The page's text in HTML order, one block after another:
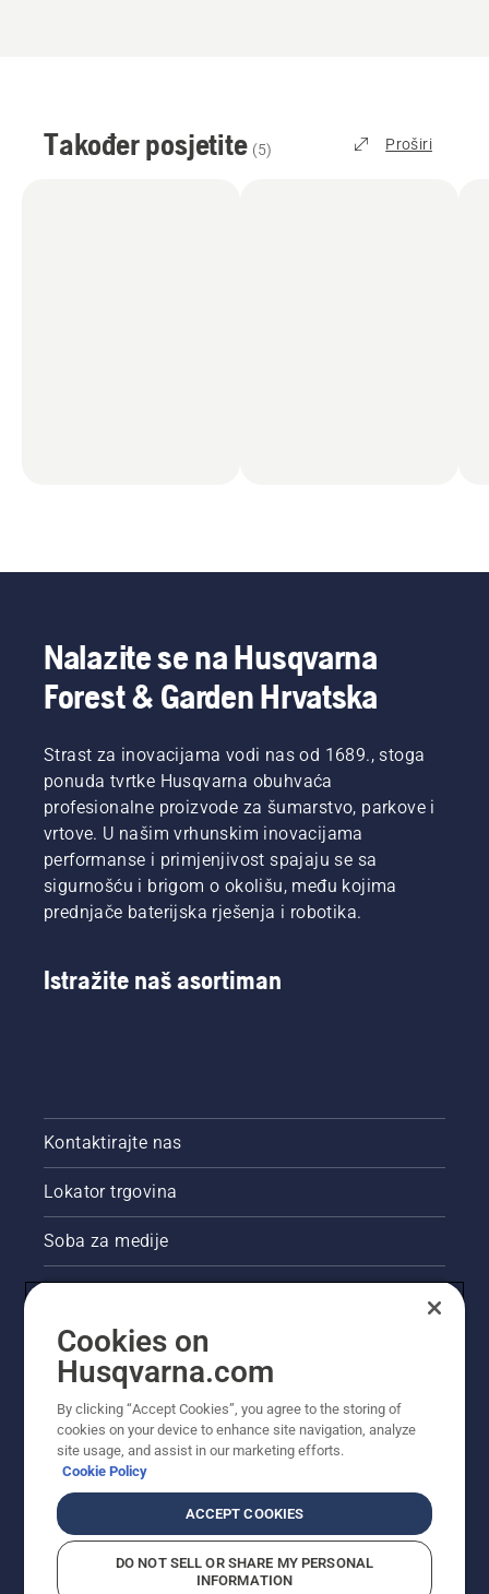
Također posjetite (5) Proširi
Nalazite se na Husqvarna
Forest & Garden Hrvatska
Strast za inovacijama vodi nas od 1689., stoga
ponuda tvrtke Husqvarna obuhvaća
profesionalne proizvode za šumarstvo, parkove i
vrtove. U našim vrhunskim inovacijama
performanse i primjenjivost spajaju se sa
sigurnošću i brigom o okolišu, među kojima
prednjače baterijska rješenja i robotika.
Istražite naš asortiman
Kontaktirajte nas
Lokator trgovina
Soba za medije
Pravne informacije o proizvodu
Cookies on
Husqvarna.com
By clicking “Accept Cookies”, you agree to the storing of
cookies on your device to enhance site navigation, analyze
site usage, and assist in our marketing efforts.
Cookie Policy
ACCEPT COOKIES
DO NOT SELL OR SHARE MY PERSONAL
INFORMATION